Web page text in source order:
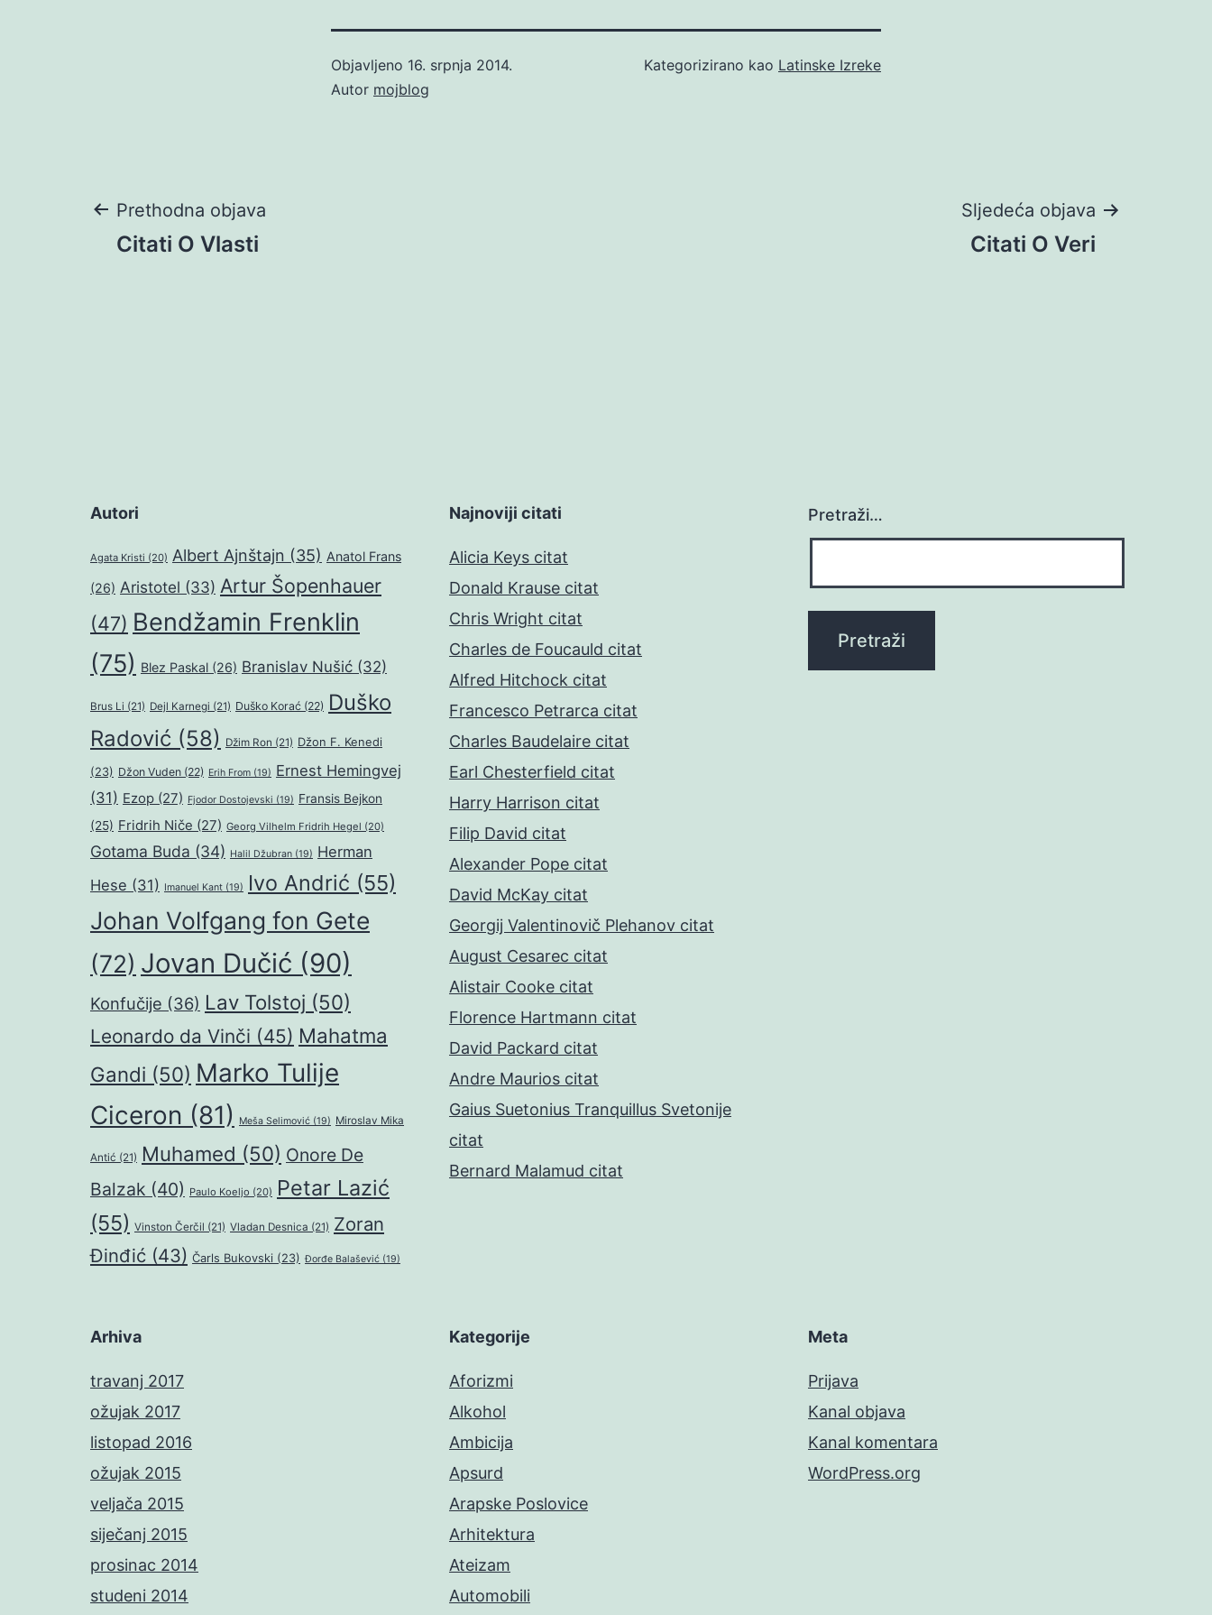
Objavljeno 16. srpnja 2014.
Autor mojblog
Kategorizirano kao Latinske Izreke
Navigacija
Prethodna objava
Citati O Vlasti
Sljedeća objava
Citati O Veri
Autori
Agata Kristi (20) Albert Ajnštajn (35) Anatol Frans
(26) Aristotel (33) Artur Šopenhauer
(47) Bendžamin Frenklin
(75) Blez Paskal (26) Branislav Nušić (32)
Brus Li (21) Dejl Karnegi (21) Duško Korać (22) Duško
Radović (58) Džim Ron (21) Džon F. Kenedi
(23) Džon Vuden (22) Erih From (19) Ernest Hemingvej
(31) Ezop (27) Fjodor Dostojevski (19) Fransis Bejkon
(25) Fridrih Niče (27) Georg Vilhelm Fridrih Hegel (20)
Gotama Buda (34) Halil Džubran (19) Herman
Hese (31) Imanuel Kant (19) Ivo Andrić (55)
Johan Volfgang fon Gete
(72) Jovan Dučić (90)
Konfučije (36) Lav Tolstoj (50)
Leonardo da Vinči (45) Mahatma
Gandi (50) Marko Tulije
Ciceron (81) Meša Selimović (19) Miroslav Mika
Antić (21) Muhamed (50) Onore De
Balzak (40) Paulo Koeljo (20) Petar Lazić
(55) Vinston Čerčil (21) Vladan Desnica (21) Zoran
Đinđić (43) Čarls Bukovski (23) Đorđe Balašević (19)
Najnoviji citati
Alicia Keys citat
Donald Krause citat
Chris Wright citat
Charles de Foucauld citat
Alfred Hitchock citat
Francesco Petrarca citat
Charles Baudelaire citat
Earl Chesterfield citat
Harry Harrison citat
Filip David citat
Alexander Pope citat
David McKay citat
Georgij Valentinovič Plehanov citat
August Cesarec citat
Alistair Cooke citat
Florence Hartmann citat
David Packard citat
Andre Maurios citat
Gaius Suetonius Tranquillus Svetonije
citat
Bernard Malamud citat
Pretraži…
Arhiva
travanj 2017
ožujak 2017
listopad 2016
ožujak 2015
veljača 2015
siječanj 2015
prosinac 2014
studeni 2014
Kategorije
Aforizmi
Alkohol
Ambicija
Apsurd
Arapske Poslovice
Arhitektura
Ateizam
Automobili
Meta
Prijava
Kanal objava
Kanal komentara
WordPress.org